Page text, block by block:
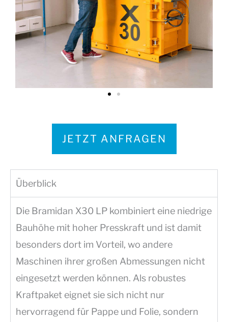
Überblick
Die Bramidan X30 LP kombiniert eine niedrige
Bauhöhe mit hoher Presskraft und ist damit
besonders dort im Vorteil, wo andere
Maschinen ihrer großen Abmessungen nicht
eingesetzt werden können. Als robustes
Kraftpaket eignet sie sich nicht nur
hervorragend für Pappe und Folie, sondern
JETZT ANFRAGEN